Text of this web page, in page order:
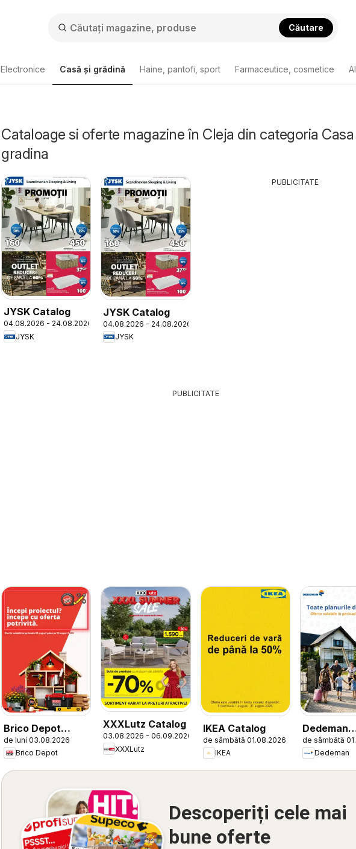
Căutare
Electronice Casă și grădină Haine, pantofi, sport Farmaceutice, cosmetice
Cataloage si oferte magazine în Cleja din categoria Casa
gradina
JYSK Catalog
04.08.2026 - 24.08.2026
JYSK
JYSK Catalog
04.08.2026 - 24.08.2026
JYSK
PUBLICITATE
PUBLICITATE
Brico Depot
Catalog
de luni 03.08.2026
Brico Depot
XXXLutz Catalog
03.08.2026 - 06.09.2026
XXXLutz
IKEA Catalog
de sâmbătă 01.08.2026
IKEA
Dedeman
Catalog
de sâmbătă
Dedeman
Descoperiți cele mai
bune oferte